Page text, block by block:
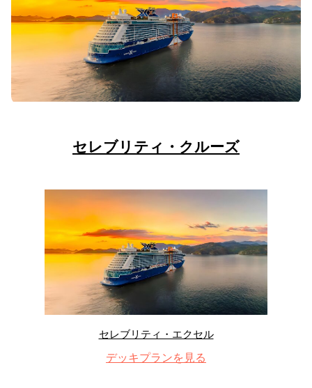
セレブリティ・クルーズ
セレブリティ・エクセル
デッキプランを見る